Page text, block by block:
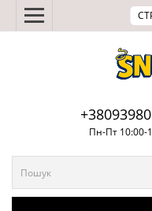
Пн-Пт 10:00-